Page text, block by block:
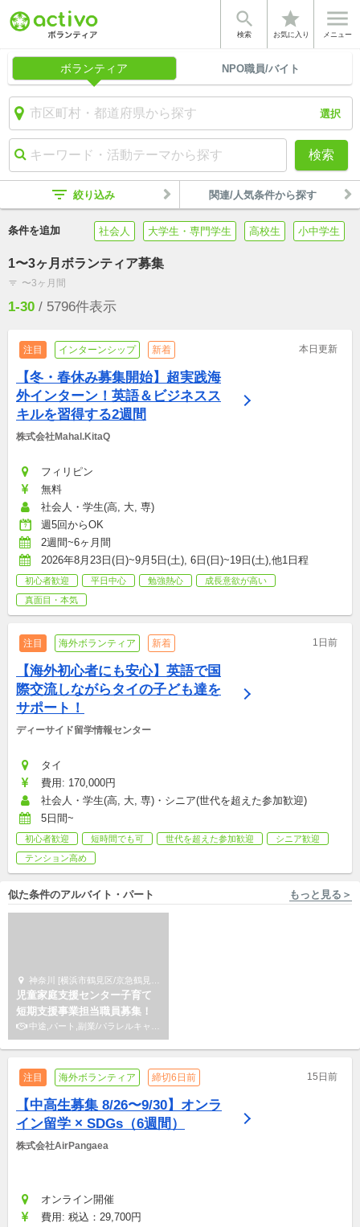

検索
star
お気に入り

メニュー
ボランティア NPO職員/バイト
選択
検索
filter_list 絞り込み 関連/人気条件から探す
条件を追加 社会人 大学生・専門学生 高校生 小中学生
1〜3ヶ月ボランティア募集
filter_list 〜3ヶ月間
1-30 / 5796件表示
注目 インターンシップ 新着 本日更新
【冬・春休み募集開始】超実践海
外インターン！英語＆ビジネスス
キルを習得する2週間
株式会社Mahal.KitaQ
フィリピン
無料
社会人・学生(高, 大, 専)
週5回からOK
2週間~6ヶ月間
2026年8月23日(日)~9月5日(土), 6日(日)~19日(土),他1日程
初心者歓迎 平日中心 勉強熱心
成長意欲が高い
真面目・本気
注目 海外ボランティア 新着 1日前
【海外初心者にも安心】英語で国
際交流しながらタイの子ども達を
サポート！
ディーサイド留学情報センター
タイ
費用: 170,000円
社会人・学生(高, 大, 専)・シニア(世代を超えた参加歓迎)
5日間~
初心者歓迎 短時間でも可 世代を超えた参加歓迎
シニア歓迎
テンション高め
似た条件のアルバイト・パート もっと見る＞
神奈川 [横浜市鶴見区/京急鶴見駅 徒歩2分] サードプレイス
児童家庭支援センター子育て
短期支援事業担当職員募集！
中途,パート,副業/パラレルキャリア
注目 海外ボランティア 締切6日前 15日前
【中高生募集 8/26〜9/30】オンラ
イン留学 × SDGs（6週間）
株式会社AirPangaea
オンライン開催
費用: 税込：29,700円